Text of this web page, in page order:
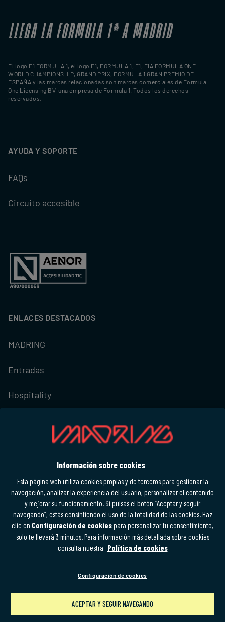
LLEGA LA FORMULA 1®A MADRID
El logo F1 FORMULA 1, el logo F1, FORMULA 1, F1, FIA FORMULA ONE
WORLD CHAMPIONSHIP, GRAND PRIX, FORMULA 1 GRAN PREMIO DE
ESPAÑA y las marcas relacionadas son marcas comerciales de Formula
One Licensing BV, una empresa de Formula 1. Todos los derechos
reservados.
AYUDA Y SOPORTE
FAQs
Circuito accesible
ENLACES DESTACADOS
MADRING
Entradas
Hospitality
Español
Español
Política de privacidadAviso legalAccesibilidad
Términos y condicionesPolítica de cookies
Compra tus entradas para el GP de España 2026
Información sobre cookies
Esta página web utiliza cookies propias y de terceros para gestionar la
navegación, analizar la experiencia del usuario, personalizar el contenido
y mejorar su funcionamiento. Si pulsas el botón “Aceptar y seguir
navegando”, estás consintiendo el uso de la totalidad de las cookies. Haz
clic en Configuración de cookiespara personalizar tu consentimiento,
solo te llevará 3 minutos. Para información más detallada sobre cookies
consulta nuestra Política de cookies
Configuración de cookies
ACEPTAR Y SEGUIR NAVEGANDO